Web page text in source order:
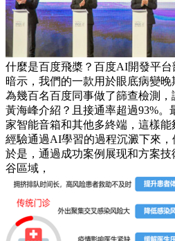
什麼是百度飛槳？百度AI開發平
暗示，我們的一款用於眼底病變
為幾百名百度同事做了篩查檢測，
黃海峰介紹？且接通率超過93%。
家智能音箱和其他多終端，這樣
經驗通過AI學習的過程沉澱下來，
於是，通過成功案例展现和方案
谷區域，